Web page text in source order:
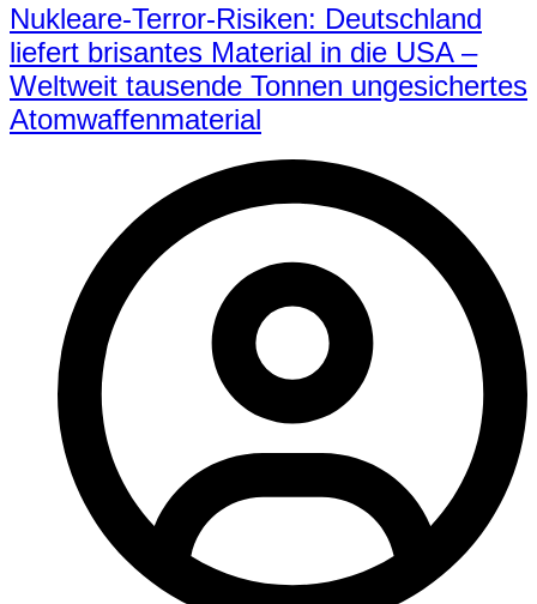
Nukleare-Terror-Risiken: Deutschland
liefert brisantes Material in die USA –
Weltweit tausende Tonnen ungesichertes
Atomwaffenmaterial